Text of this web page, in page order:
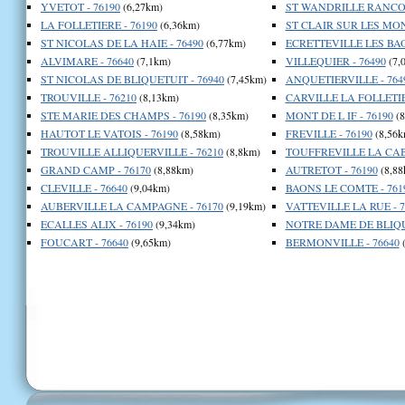
YVETOT - 76190(6,27km)
LA FOLLETIERE - 76190(6,36km)
ST NICOLAS DE LA HAIE - 76490(6,77km)
ALVIMARE - 76640(7,1km)
ST NICOLAS DE BLIQUETUIT - 76940(7,45km)
TROUVILLE - 76210(8,13km)
STE MARIE DES CHAMPS - 76190(8,35km)
HAUTOT LE VATOIS - 76190(8,58km)
TROUVILLE ALLIQUERVILLE - 76210(8,8km)
GRAND CAMP - 76170(8,88km)
CLEVILLE - 76640(9,04km)
AUBERVILLE LA CAMPAGNE - 76170(9,19km)
ECALLES ALIX - 76190(9,34km)
FOUCART - 76640(9,65km)
ST WANDRILLE
ST CLAIR SUR LES
ECRETTEVILLE LES
VILLEQUIER - 76490
ANQUETIERVILLE -
CARVILLE LA
MONT DE L IF - 76190
FREVILLE - 76190
TOUFFREVILLE LA
AUTRETOT - 76190
BAONS LE COMTE -
VATTEVILLE LA RUE -
NOTRE DAME DE
BERMONVILLE - 76640